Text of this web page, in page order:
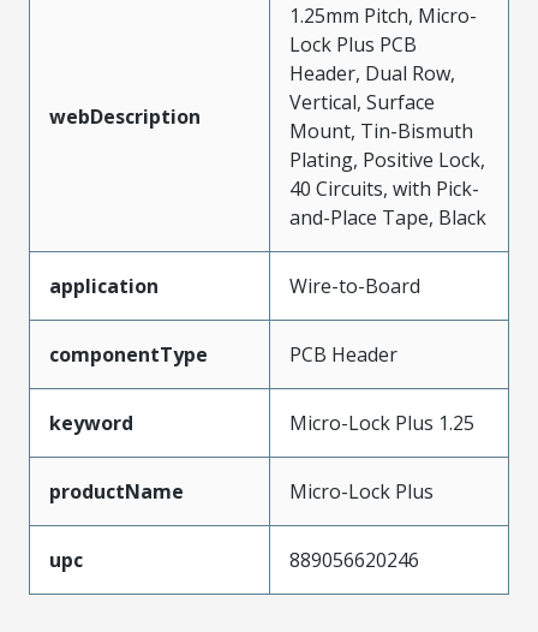
webDescription
1.25mm Pitch, Micro-
Lock Plus PCB
Header, Dual Row,
Vertical, Surface
Mount, Tin-Bismuth
Plating, Positive Lock,
40 Circuits, with Pick-
and-Place Tape, Black
application Wire-to-Board
componentType PCB Header
keyword Micro-Lock Plus 1.25
productName Micro-Lock Plus
upc 889056620246